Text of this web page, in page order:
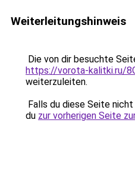
Weiterleitungshinweis
Die von dir besuchte
https://vorota-kalitki.ru/
weiterzuleiten.
Falls du diese Seite
du zur vorherigen Seite